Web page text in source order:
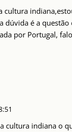
cultura
dúvida é a
por Portugal,
cultura indiana o